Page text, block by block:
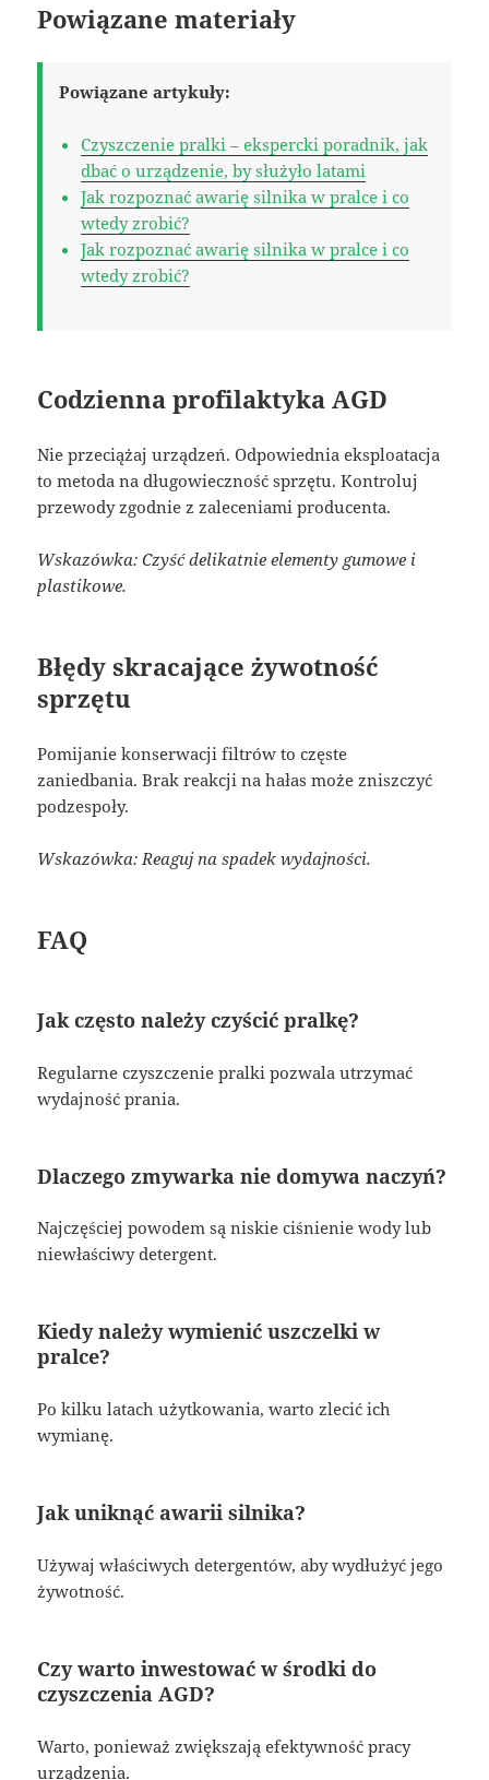
Powiązane materiały
Powiązane artykuły:
Czyszczenie pralki – ekspercki poradnik, jak
dbać o urządzenie, by służyło latami
Jak rozpoznać awarię silnika w pralce i co
wtedy zrobić?
Jak rozpoznać awarię silnika w pralce i co
wtedy zrobić?
Codzienna profilaktyka AGD
Nie przeciążaj urządzeń. Odpowiednia eksploatacja
to metoda na długowieczność sprzętu. Kontroluj
przewody zgodnie z zaleceniami producenta.
Wskazówka: Czyść delikatnie elementy gumowe i
plastikowe.
Błędy skracające żywotność
sprzętu
Pomijanie konserwacji filtrów to częste
zaniedbania. Brak reakcji na hałas może zniszczyć
podzespoły.
Wskazówka: Reaguj na spadek wydajności.
FAQ
Jak często należy czyścić pralkę?
Regularne czyszczenie pralki pozwala utrzymać
wydajność prania.
Dlaczego zmywarka nie domywa naczyń?
Najczęściej powodem są niskie ciśnienie wody lub
niewłaściwy detergent.
Kiedy należy wymienić uszczelki w
pralce?
Po kilku latach użytkowania, warto zlecić ich
wymianę.
Jak uniknąć awarii silnika?
Używaj właściwych detergentów, aby wydłużyć jego
żywotność.
Czy warto inwestować w środki do
czyszczenia AGD?
Warto, ponieważ zwiększają efektywność pracy
urządzenia.